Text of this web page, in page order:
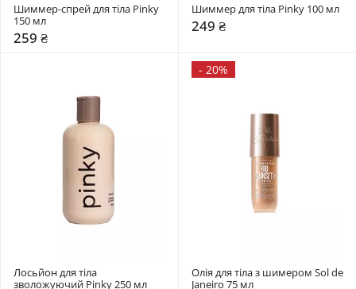
Шиммер-спрей для тіла Pinky
259 ₴
249 ₴
Лосьйон для тіла
- 20%
Олія для тіла з шимером Sol de